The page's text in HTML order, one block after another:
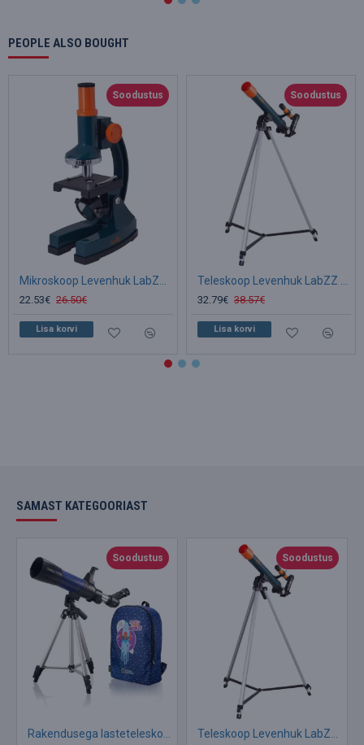
PEOPLE ALSO BOUGHT
Soodustus
22.53€ 26.50€
Lisa korvi
Soodustus
32.79€ 38.57€
Lisa korvi
SAMAST KATEGOORIAST
Soodustus Soodustus